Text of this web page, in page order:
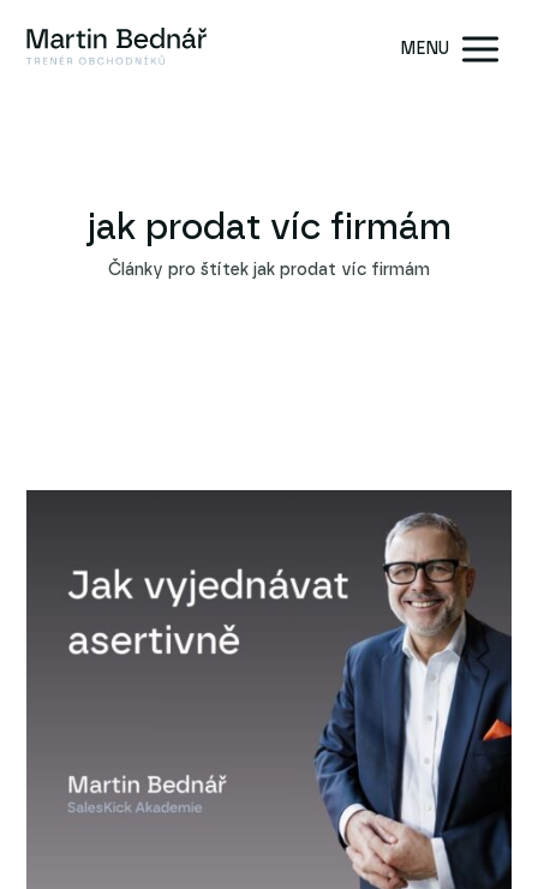
MENU
jak prodat víc firmám
Články pro štítek jak prodat víc firmám